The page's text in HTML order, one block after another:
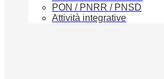
PON / PNRR / PNSD
Attività integrative